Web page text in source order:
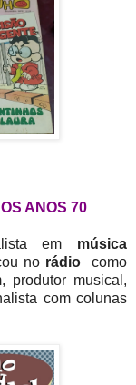
ANOS 70
em música
no rádio
como
produtor musical,
com colunas